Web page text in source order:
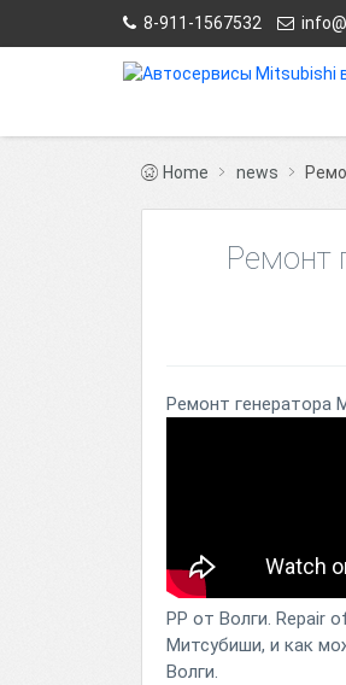
8-911-1567532
Home news
Ремонт
Ремонт генератора
РР от Волги. Repair
Митсубиши, и как
Волги.